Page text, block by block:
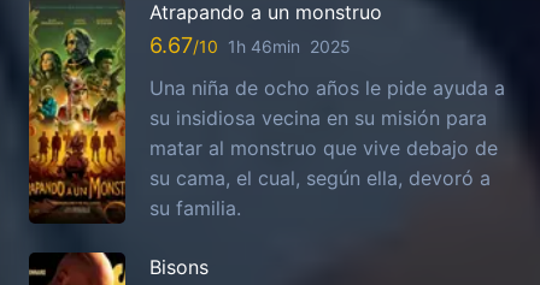
Atrapando a un monstruo
6.67 1h 46min 2025
Una niña de ocho años le pide ayuda a
su insidiosa vecina en su misión para
matar al monstruo que vive debajo de
su cama, el cual, según ella, devoró a
su familia.
Bisons